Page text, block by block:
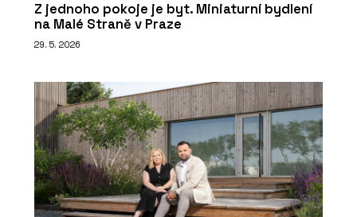
Z jednoho pokoje je byt. Miniaturní bydlení
na Malé Straně v Praze
29. 5. 2026